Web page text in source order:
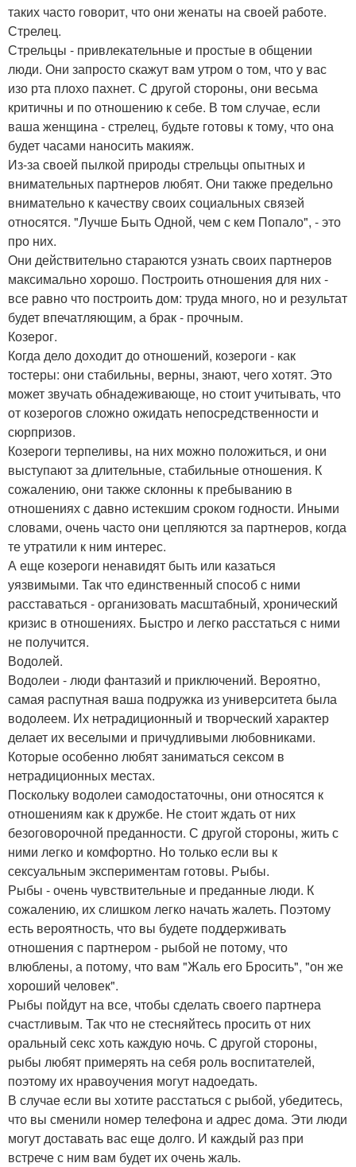
таких часто говорит, что они женаты на своей работе.
Стрелец.
Стрельцы - привлекательные и простые в общении
люди. Они запросто скажут вам утром о том, что у вас
изо рта плохо пахнет. С другой стороны, они весьма
критичны и по отношению к себе. В том случае, если
ваша женщина - стрелец, будьте готовы к тому, что она
будет часами наносить макияж.
Из-за своей пылкой природы стрельцы опытных и
внимательных партнеров любят. Они также предельно
внимательно к качеству своих социальных связей
относятся. "Лучше Быть Одной, чем с кем Попало", - это
про них.
Они действительно стараются узнать своих партнеров
максимально хорошо. Построить отношения для них -
все равно что построить дом: труда много, но и результат
будет впечатляющим, а брак - прочным.
Козерог.
Когда дело доходит до отношений, козероги - как
тостеры: они стабильны, верны, знают, чего хотят. Это
может звучать обнадеживающе, но стоит учитывать, что
от козерогов сложно ожидать непосредственности и
сюрпризов.
Козероги терпеливы, на них можно положиться, и они
выступают за длительные, стабильные отношения. К
сожалению, они также склонны к пребыванию в
отношениях с давно истекшим сроком годности. Иными
словами, очень часто они цепляются за партнеров, когда
те утратили к ним интерес.
А еще козероги ненавидят быть или казаться
уязвимыми. Так что единственный способ с ними
расставаться - организовать масштабный, хронический
кризис в отношениях. Быстро и легко расстаться с ними
не получится.
Водолей.
Водолеи - люди фантазий и приключений. Вероятно,
самая распутная ваша подружка из университета была
водолеем. Их нетрадиционный и творческий характер
делает их веселыми и причудливыми любовниками.
Которые особенно любят заниматься сексом в
нетрадиционных местах.
Поскольку водолеи самодостаточны, они относятся к
отношениям как к дружбе. Не стоит ждать от них
безоговорочной преданности. С другой стороны, жить с
ними легко и комфортно. Но только если вы к
сексуальным экспериментам готовы. Рыбы.
Рыбы - очень чувствительные и преданные люди. К
сожалению, их слишком легко начать жалеть. Поэтому
есть вероятность, что вы будете поддерживать
отношения с партнером - рыбой не потому, что
влюблены, а потому, что вам "Жаль его Бросить", "он же
хороший человек".
Рыбы пойдут на все, чтобы сделать своего партнера
счастливым. Так что не стесняйтесь просить от них
оральный секс хоть каждую ночь. С другой стороны,
рыбы любят примерять на себя роль воспитателей,
поэтому их нравоучения могут надоедать.
В случае если вы хотите расстаться с рыбой, убедитесь,
что вы сменили номер телефона и адрес дома. Эти люди
могут доставать вас еще долго. И каждый раз при
встрече с ним вам будет их очень жаль.